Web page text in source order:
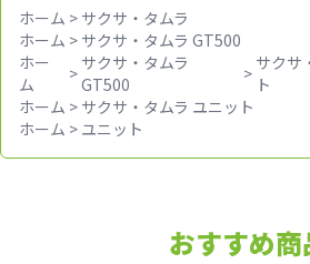
ホーム > サクサ・タムラ
ホーム > サクサ・タムラ GT500
ホー
ム
> サクサ・タムラ
GT500
> サクサ
ト
ホーム > サクサ・タムラ ユニット
ホーム > ユニット
おすすめ商